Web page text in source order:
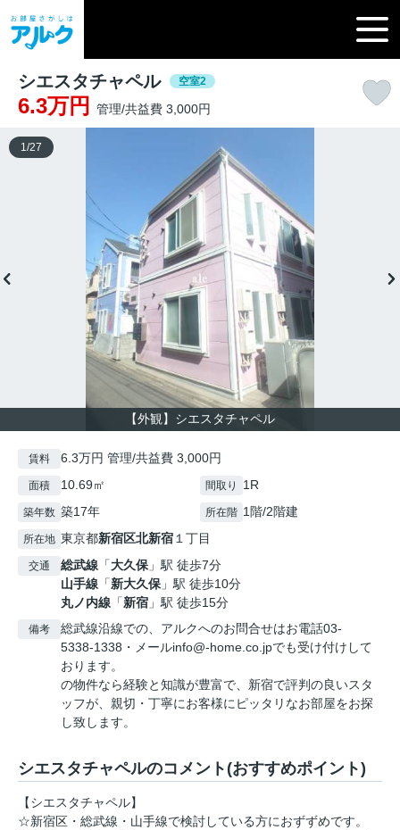
シエスタチャペル 空室2
6.3万円 管理/共益費 3,000円
【外観】シエスタチャペル
1 /27
賃料 6.3万円 管理/共益費 3,000円
面積 10.69㎡ 間取り 1R
築年数 築17年 所在階 1階/2階建
所在地 東京都新宿区北新宿 １丁目
交通 総武線 「大久保 」駅 徒歩7分
山手線 「新大久保 」駅 徒歩10分
丸ノ内線 「新宿 」駅 徒歩15分
備考
総武線沿線での、アルクへのお問合せはお電話03-
5338-1338・メールinfo@-home.co.jpでも受け付けして
おります。
の物件なら経験と知識が豊富で、新宿で評判の良いスタ
ッフが、親切・丁寧にお客様にピッタリなお部屋をお探
し致します。
シエスタチャペルのコメント(おすすめポイント)
【シエスタチャペル】
☆新宿区・総武線・山手線で検討している方におずずめです。